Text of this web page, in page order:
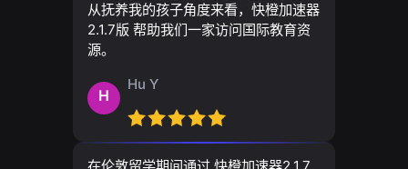
从抚养我的孩子角度来看，快橙加速器
2.1.7版 帮助我们一家访问国际教育资
源。
H
Hu Y